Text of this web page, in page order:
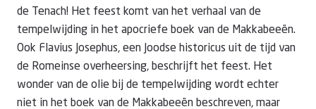
de Tenach! Het feest komt van het verhaal van de
tempelwijding in het apocriefe boek van de Makkabeeën.
Ook Flavius Josephus, een Joodse historicus uit de tijd van
de Romeinse overheersing, beschrijft het feest. Het
wonder van de olie bij de tempelwijding wordt echter
niet in het boek van de Makkabeeën beschreven, maar